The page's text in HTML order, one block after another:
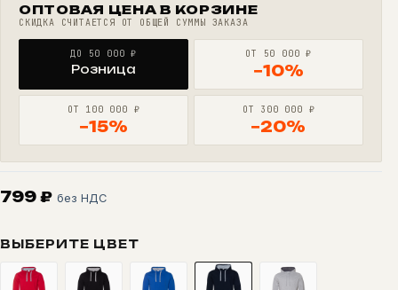
ОПТОВАЯ ЦЕНА В КОРЗИНЕ
СКИДКА СЧИТАЕТСЯ ОТ ОБЩЕЙ СУММЫ ЗАКАЗА
ДО 50 000 ₽
Розница
ОТ 50 000 ₽
−10%
ОТ 100 000 ₽
−15%
ОТ 300 000 ₽
−20%
799 ₽ без НДС
ВЫБЕРИТЕ ЦВЕТ